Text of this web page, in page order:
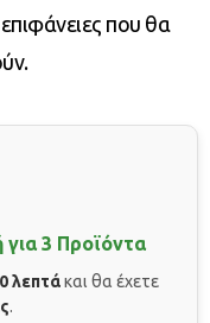
που θα
για 3 Προϊόντα
λεπτάκαι θα έχετε
.